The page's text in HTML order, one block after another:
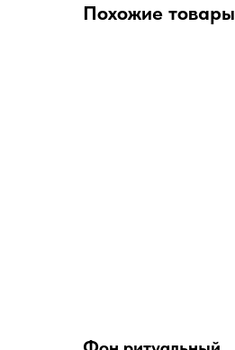
Похожие товары